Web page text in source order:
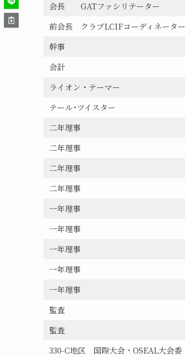
会長 GATファシリテーター
前会長 クラブLCIFコーディネーター
幹事
会計
ライオン・テーマー
テール･ツイスター
二年理事
二年理事
二年理事
二年理事
一年理事
一年理事
一年理事
一年理事
一年理事
監査
監査
330-C地区 国際大会・OSEAL大会委